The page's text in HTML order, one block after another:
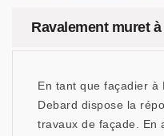
Ravalement muret
En tant que façadier à
Debard dispose la
travaux de façade. En